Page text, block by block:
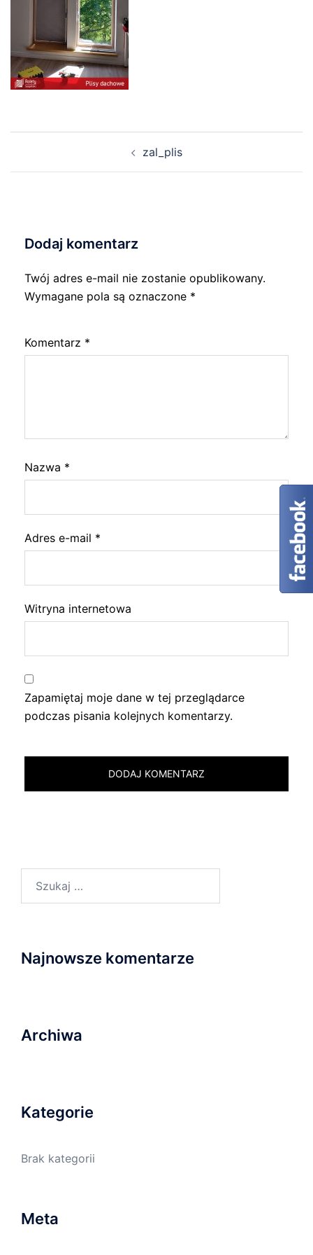
zal_plis
Dodaj komentarz
Twój adres e-mail nie zostanie opublikowany.
Wymagane pola są oznaczone *
Komentarz *
Nazwa *
Adres e-mail *
Witryna internetowa
Zapamiętaj moje dane w tej przeglądarce
podczas pisania kolejnych komentarzy.
Najnowsze komentarze
Archiwa
Kategorie
Brak kategorii
Meta